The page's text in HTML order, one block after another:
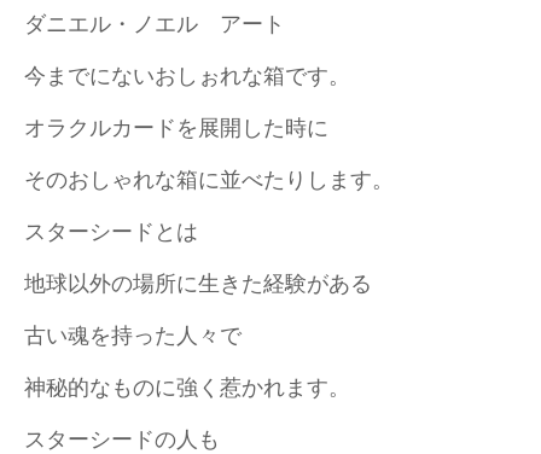
ダニエル・ノエル アート
今までにないおしぉれな箱です。
オラクルカードを展開した時に
そのおしゃれな箱に並べたりします。
スターシードとは
地球以外の場所に生きた経験がある
古い魂を持った人々で
神秘的なものに強く惹かれます。
スターシードの人も